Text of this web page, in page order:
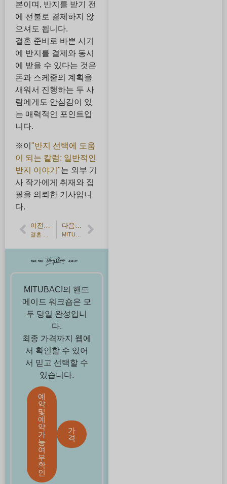
본이며, 반지를 받기 전
에 선불로 결제하지 않
으셔도 됩니다.
결혼 준비로 바쁜 시기
에 반지를 결제와 동시
에 받을 수 있다는 것은
돈과 스케줄의 계획을
새워서 진행하는 두 사
람에게도 안심감이 있
는 매력적인 포인트입
니다.
※이 "반지 선택에 도움
이 되는 칼럼: 일반적인
반지 이야기"는 외부 기
사 작가에게 취재와 집
필을 의뢰한 기사입니
다.
MITUBACI의 핸드
메이드 워크숍은 모
두 당일 완성입니
다.
최종 가격까지 웹에
서 확인할 수 있어
서 믿고 선택할 수
있습니다.
예
약
및
예
약
가
능
여
부
확
인
가
격